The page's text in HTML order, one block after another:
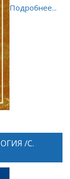
Подробнее...
/С.